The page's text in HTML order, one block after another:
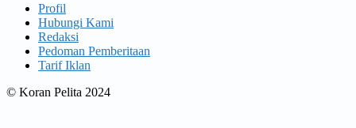
Profil
Hubungi Kami
Redaksi
Pedoman Pemberitaan
Tarif Iklan
© Koran Pelita 2024